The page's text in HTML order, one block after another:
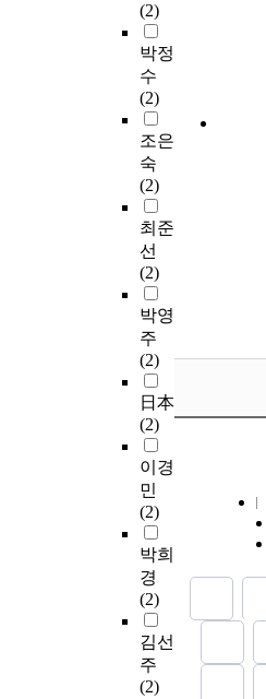
(2)
박정
수
(2)
조은
숙
(2)
최준
선
(2)
박영
주
(2)
日本
(2)
이경
민
(2)
박희
경
(2)
김선
주
(2)